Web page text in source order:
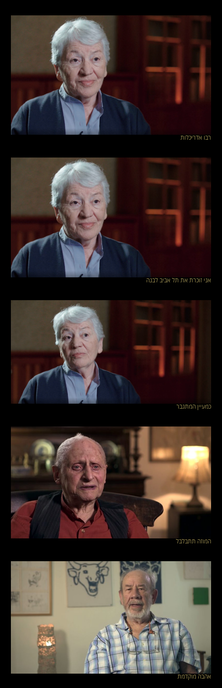
רבו אדריכלות
אני זוכרת את תל אביב לבנה
כמעיין המתגבר
המוזה תתבלבל
אהבה מוקדמת